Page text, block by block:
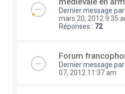
Dernier message par
mars 20, 2012 9:35
Réponses : 72
Forum
Dernier message par
07, 2012 11:37 am